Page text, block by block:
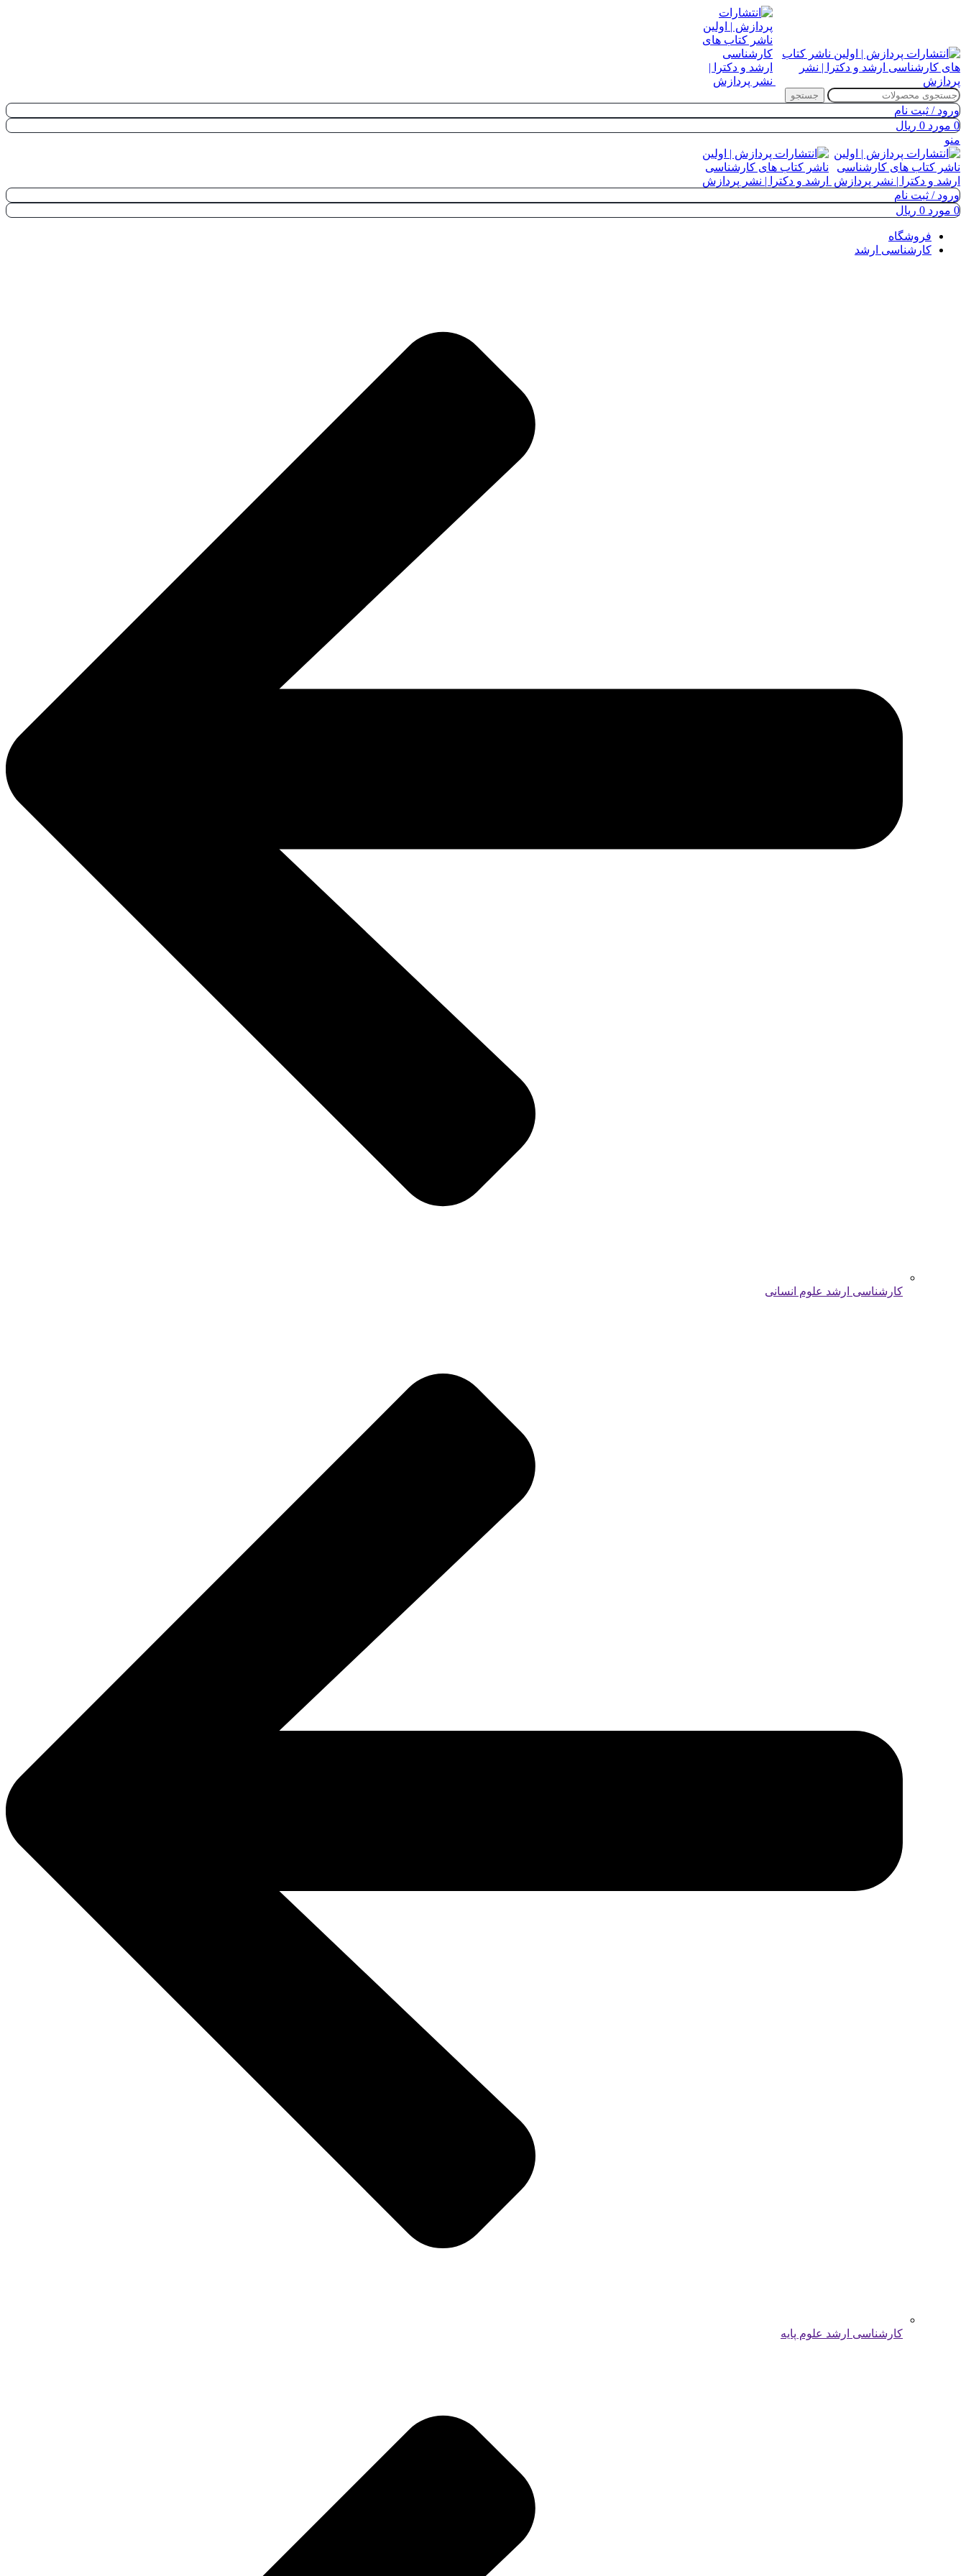
جستجو
ورود / ثبت نام
0 مورد 0 ریال
منو
ورود / ثبت نام
0 مورد 0 ریال
فروشگاه
کارشناسی ارشد
کارشناسی ارشد علوم انسانی
کارشناسی ارشد علوم پایه